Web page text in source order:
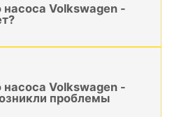
Volkswagen -
Volkswagen -
проблемы